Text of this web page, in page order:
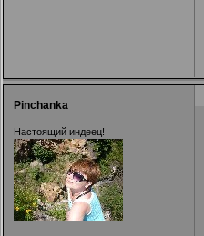
Pinchanka
Настоящий индеец!